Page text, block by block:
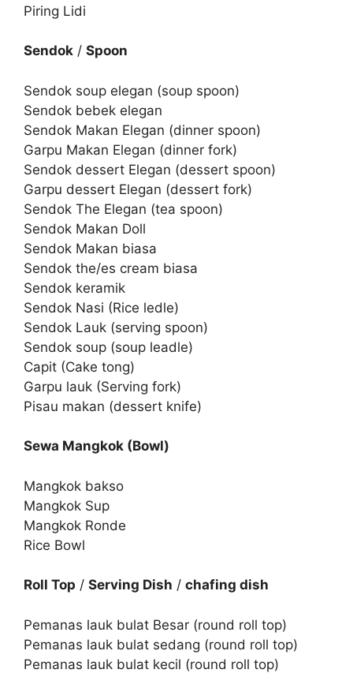
Piring Lidi
Sendok / Spoon
Sendok soup elegan (soup spoon)
Sendok bebek elegan
Sendok Makan Elegan (dinner spoon)
Garpu Makan Elegan (dinner fork)
Sendok dessert Elegan (dessert spoon)
Garpu dessert Elegan (dessert fork)
Sendok The Elegan (tea spoon)
Sendok Makan Doll
Sendok Makan biasa
Sendok the/es cream biasa
Sendok keramik
Sendok Nasi (Rice ledle)
Sendok Lauk (serving spoon)
Sendok soup (soup leadle)
Capit (Cake tong)
Garpu lauk (Serving fork)
Pisau makan (dessert knife)
Sewa Mangkok (Bowl)
Mangkok bakso
Mangkok Sup
Mangkok Ronde
Rice Bowl
Roll Top / Serving Dish / chafing dish
Pemanas lauk bulat Besar (round roll top)
Pemanas lauk bulat sedang (round roll top)
Pemanas lauk bulat kecil (round roll top)